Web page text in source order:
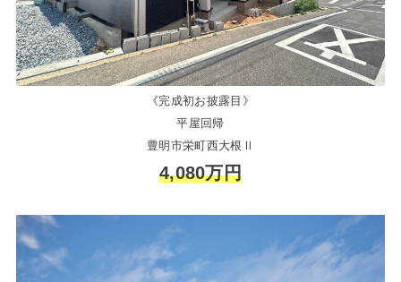
《完成初お披露目》
平屋回帰
豊明市栄町西大根Ⅱ
4,080万円